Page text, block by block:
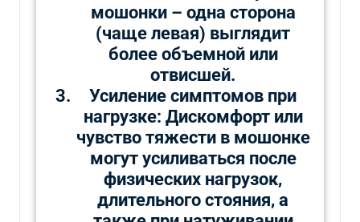
мошонки – одна сторона
(чаще левая) выглядит
более объемной или
отвисшей.
Усиление симптомов при
нагрузке: Дискомфорт или
чувство тяжести в мошонке
могут усиливаться после
физических нагрузок,
длительного стояния, а